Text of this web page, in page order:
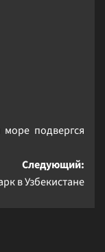
подвергся
Следующий:
в Узбекистане